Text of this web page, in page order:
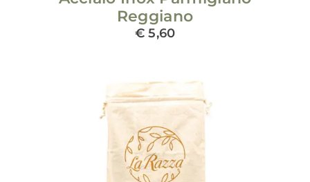
Reggiano
€5,60
ADD TO CART / DETAILS